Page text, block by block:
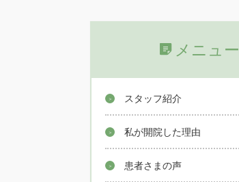
メニュー
スタッフ紹介
私が開院した理由
患者さまの声